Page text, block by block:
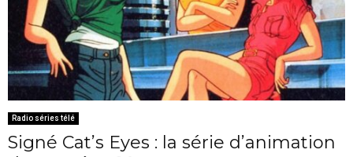
Radio séries télé
Signé Cat’s Eyes : la série d’animation